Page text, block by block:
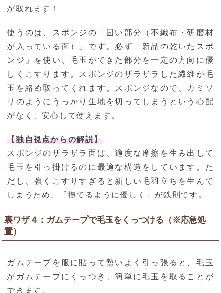
が取れます！
使うのは、スポンジの「固い部分（不織布・研磨材
が入っている面）」です。必ず「新品の乾いたスポ
ンジ」を使い、毛玉ができた部分を一定の方向に優
しくこすります。スポンジのザラザラした繊維が毛
玉を絡め取ってくれます。スポンジなので、カミソ
リのようにうっかり生地を切ってしまうという心配
がなく、安心して使えます。
【独自視点からの解説】
スポンジのザラザラ面は、適度な摩擦を生み出して
毛玉を引っ掛けるのに最適な構造をしています。た
だし、強くこすりすぎると新しい毛羽立ちを生んで
しまうため、「撫でるように優しく」が鉄則です。
裏ワザ４：ガムテープで毛玉をくっつける（※応急処
置）
ガムテープを服に貼って勢いよく引っ張ると、毛玉
がガムテープにくっつき、簡単に毛玉を取ることが
できます。